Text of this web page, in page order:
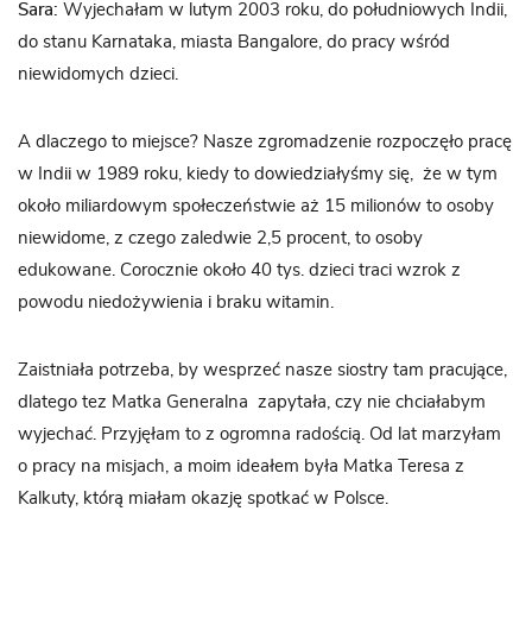
Sara: Wyjechałam w lutym 2003 roku, do południowych Indii,
do stanu Karnataka, miasta Bangalore, do pracy wśród
niewidomych dzieci.
A dlaczego to miejsce? Nasze zgromadzenie rozpoczęło pracę
w Indii w 1989 roku, kiedy to dowiedziałyśmy się, że w tym
około miliardowym społeczeństwie aż 15 milionów to osoby
niewidome, z czego zaledwie 2,5 procent, to osoby
edukowane. Corocznie około 40 tys. dzieci traci wzrok z
powodu niedożywienia i braku witamin.
Zaistniała potrzeba, by wesprzeć nasze siostry tam pracujące,
dlatego tez Matka Generalna zapytała, czy nie chciałabym
wyjechać. Przyjęłam to z ogromna radością. Od lat marzyłam
o pracy na misjach, a moim ideałem była Matka Teresa z
Kalkuty, którą miałam okazję spotkać w Polsce.